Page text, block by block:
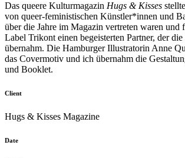
Das queere Kulturmagazin Hugs & Kisses
von queer-feministischen Künstler*innen und
über die Jahre im Magazin vertreten waren und
Label Trikont einen begeisterten Partner, der
übernahm. Die Hamburger Illustratorin Anne
das Covermotiv und ich übernahm die
und Booklet.
Client
Hugs & Kisses Magazine
Date